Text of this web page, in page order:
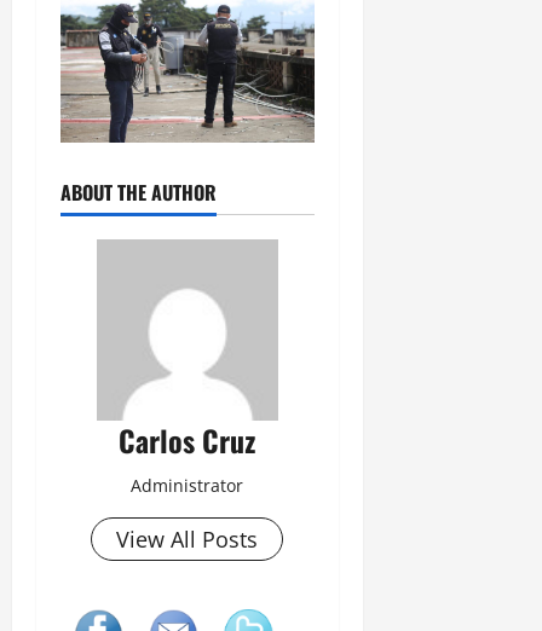
ABOUT THE AUTHOR
Carlos Cruz
Administrator
View All Posts